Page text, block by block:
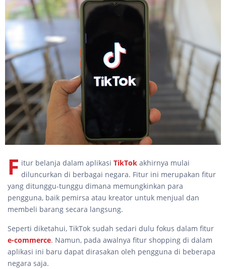
F itur belanja dalam aplikasi TikTok akhirnya mulai
diluncurkan di berbagai negara. Fitur ini merupakan fitur
yang ditunggu-tunggu dimana memungkinkan para
pengguna, baik pemirsa atau kreator untuk menjual dan
membeli barang secara langsung.
Seperti diketahui, TikTok sudah sedari dulu fokus dalam fitur
e-commerce. Namun, pada awalnya fitur shopping di dalam
aplikasi ini baru dapat dirasakan oleh pengguna di beberapa
negara saja.